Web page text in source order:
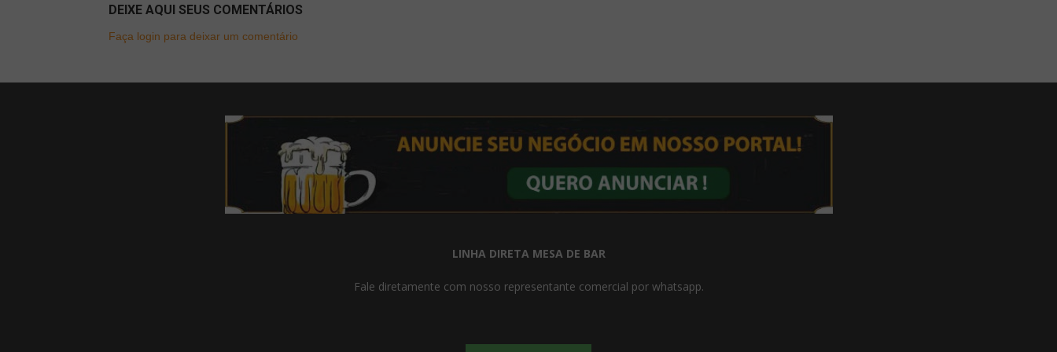
DEIXE AQUI SEUS COMENTÁRIOS
Faça login para deixar um comentário
LINHA DIRETA MESA DE BAR
Fale diretamente com nosso representante comercial por whatsapp.